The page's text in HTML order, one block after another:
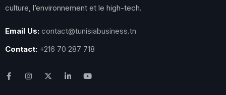
culture, l’environnement et le high-tech.
Email Us: contact@tunisiabusiness.tn
Contact: +216 70 287 718